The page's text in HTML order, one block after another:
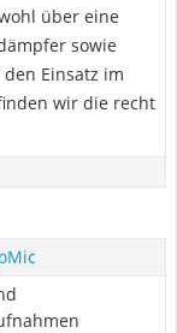
über eine
sowie
Einsatz im
wir die recht